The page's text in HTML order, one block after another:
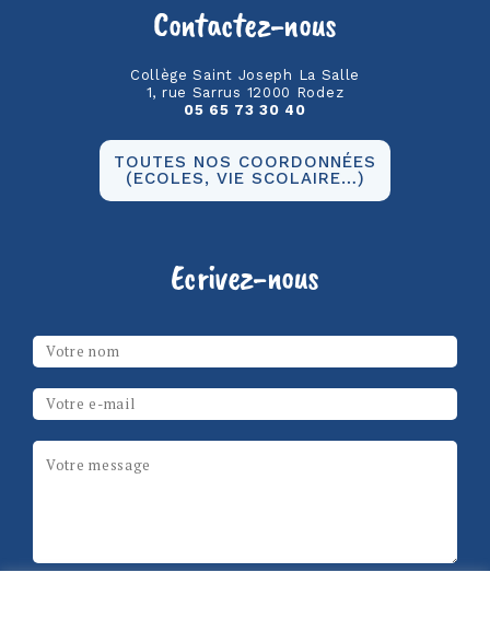
Contactez-nous
Collège Saint Joseph La Salle
1, rue Sarrus 12000 Rodez
05 65 73 30 40
TOUTES NOS COORDONNÉES
(ECOLES, VIE SCOLAIRE…)
Ecrivez-nous
Votre nom*
Email*
Message*